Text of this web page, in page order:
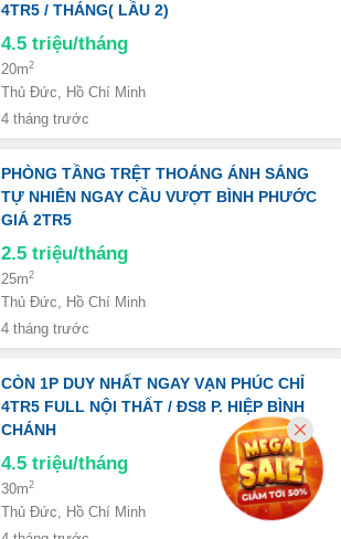
4TR5 / THÁNG( LẦU 2)
4.5 triệu/tháng
20m2
Thủ Đức, Hồ Chí Minh
4 tháng trước
PHÒNG TẦNG TRỆT THOÁNG ÁNH SÁNG
TỰ NHIÊN NGAY CẦU VƯỢT BÌNH PHƯỚC
GIÁ 2TR5
2.5 triệu/tháng
25m2
Thủ Đức, Hồ Chí Minh
4 tháng trước
CÒN 1P DUY NHẤT NGAY VẠN PHÚC CHỈ
4TR5 FULL NỘI THẤT / ĐS8 P. HIỆP BÌNH
CHÁNH
4.5 triệu/tháng
30m2
Thủ Đức, Hồ Chí Minh